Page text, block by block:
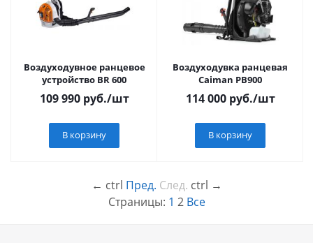
Воздуходувное ранцевое
устройство BR 600
109 990руб./шт
В корзину
Воздуходувка ранцевая
Caiman PB900
114 000руб./шт
В корзину
← ctrl Пред. След. ctrl →
Страницы: 1 2 Все